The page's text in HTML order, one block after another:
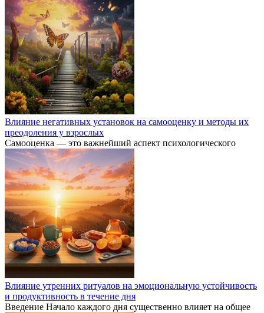
Влияние негативных установок на самооценку и методы их
преодоления у взрослых
Самооценка — это важнейший аспект психологического
Влияние утренних ритуалов на эмоциональную устойчивость
и продуктивность в течение дня
Введение Начало каждого дня существенно влияет на общее